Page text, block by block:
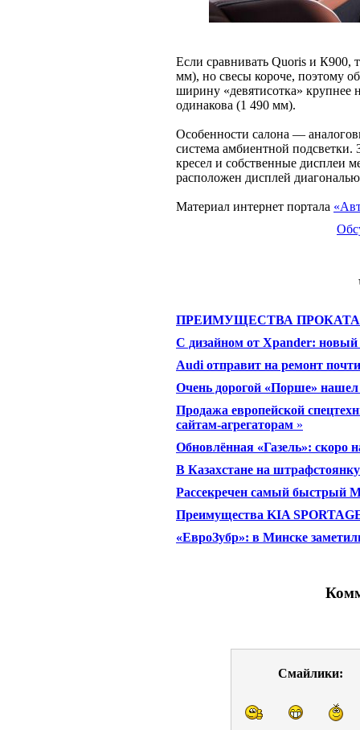
Если сравнивать Quoris и К900,
мм), но свесы короче, поэтому
ширину «девятисотка» крупнее
одинакова (1 490 мм).
Особенности салона —
система амбиентной
кресел и собственные дисплеи
расположен дисплей
Материал интернет портала
ПРЕИМУЩЕСТВА ПРОКАТА
C дизайном от Xpander:
Audi отправит на ремонт
Очень дорогой «Порше»
Продажа европейской
сайтам-агрегаторам »
Обновлённая «Газель»: скоро
В Казахстане на
Рассекречен самый быстрый
Преимущества KIA
«ЕвроЗубр»: в Минске
Смайлики: